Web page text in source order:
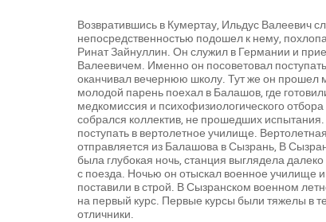
Возвратившись в Кумертау, Ильдус Валеевич
непосредственностью подошел к нему,
Ринат Зайнуллин. Он служил в Германии и
Валеевичем. Именно он посоветовал
оканчивал вечернюю школу. Тут же он
молодой парень поехал в Балашов, где
медкомиссия и психофизиологического
собрался коллектив, не прошедших
поступать в вертолетное училище.
отправляется из Балашова в Сызрань, В
была глубокая ночь, станция выглядела
с поезда. Ночью он отыскал военное училище
поставили в строй. В Сызранском военном
на первый курс. Первые курсы были тяжелы в
отличники.